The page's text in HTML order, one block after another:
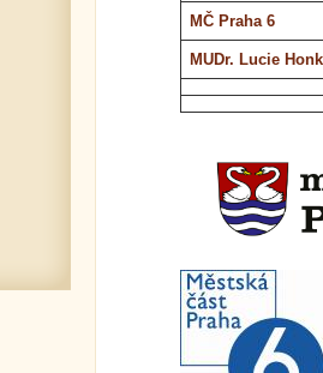
MČ Praha 6
MUDr. Lucie